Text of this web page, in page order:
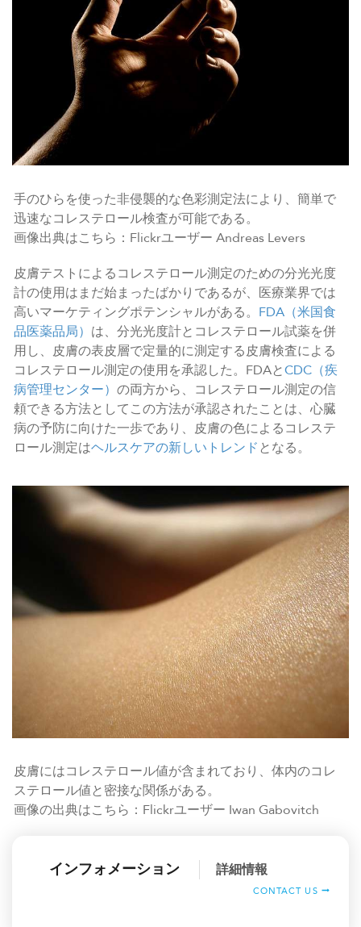
手のひらを使った非侵襲的な色彩測定法により、簡単で
迅速なコレステロール検査が可能である。
画像出典はこちら：Flickrユーザー Andreas Levers
皮膚テストによるコレステロール測定のための分光光度
計の使用はまだ始まったばかりであるが、医療業界では
高いマーケティングポテンシャルがある。 FDA（米国食
品医薬品局） は、分光光度計とコレステロール試薬を併
用し、皮膚の表皮層で定量的に測定する皮膚検査による
コレステロール測定の使用を承認した。FDAとCDC（疾
病管理センター） の両方から、コレステロール測定の信
頼できる方法としてこの方法が承認されたことは、心臓
病の予防に向けた一歩であり、皮膚の色によるコレステ
ロール測定はヘルスケアの新しいトレンド となる。
皮膚にはコレステロール値が含まれており、体内のコレ
ステロール値と密接な関係がある。
画像の出典はこちら：Flickrユーザー Iwan Gabovitch
インフォメーション 詳細情報
CONTACT US